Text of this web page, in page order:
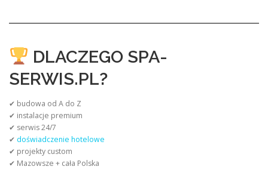
DLACZEGO SPA-
SERWIS.PL?
✔ budowa od A do Z
✔ instalacje premium
✔ serwis 24/7
✔ doświadczenie hotelowe
✔ projekty custom
✔ Mazowsze + cała Polska